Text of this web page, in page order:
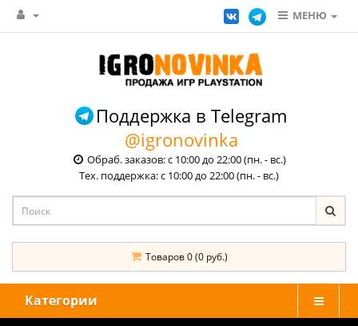
МЕНЮ
Поддержка в Telegram
@igronovinka
Обраб. заказов: с 10:00 до 22:00 (пн. - вс.)
Тех. поддержка: с 10:00 до 22:00 (пн. - вс.)
Товаров 0 (0 руб.)
Категории